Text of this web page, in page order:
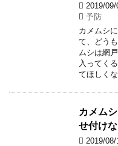
2019/09/
予防
カメムシ
て、どう
ムシは網
入ってく
てほしく
カメム
せ付け
2019/08/